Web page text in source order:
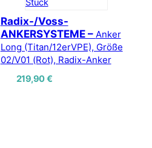
Radix-/Voss-
ANKERSYSTEME – Anker
Long (Titan/12erVPE), Größe
02/V01 (Rot), Radix-Anker
219,90€